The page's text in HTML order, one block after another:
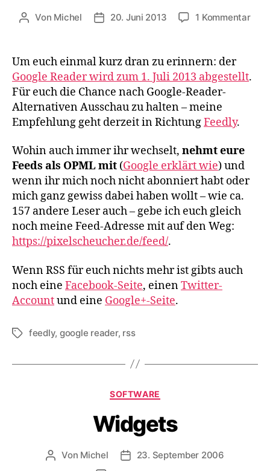
Beitragsautor
Von Michel Veröffentlichungsdatum
20. Juni 2013 1 Kommentarzu
wird
Um euch einmal kurz dran zu erinnern: der
Google Reader wird zum 1. Juli 2013 abgestellt.
Für euch die Chance nach Google-Reader-
Alternativen Ausschau zu halten – meine
Empfehlung geht derzeit in RichtungFeedly.
Wohin auch immer ihr wechselt, nehmt eure
Feeds als OPML mit (Google erklärt wie) und
wenn ihr mich noch nicht abonniert habt oder
mich ganz gewiss dabei haben wollt – wie ca.
157 andere Leser auch – gebe ich euch gleich
noch meine Feed-Adresse mit auf den Weg:
https://pixelscheucher.de/feed/.
Wenn RSS für euch nichts mehr ist gibts auch
noch eine Facebook-Seite, einenTwitter-
Accountund eine Google+-Seite.
Schlagwörter
feedly, google reader, rss
Kategorien
SOFTWARE
Widgets
Beitragsautor
Von Michel Veröffentlichungsdatum
23. September 2006